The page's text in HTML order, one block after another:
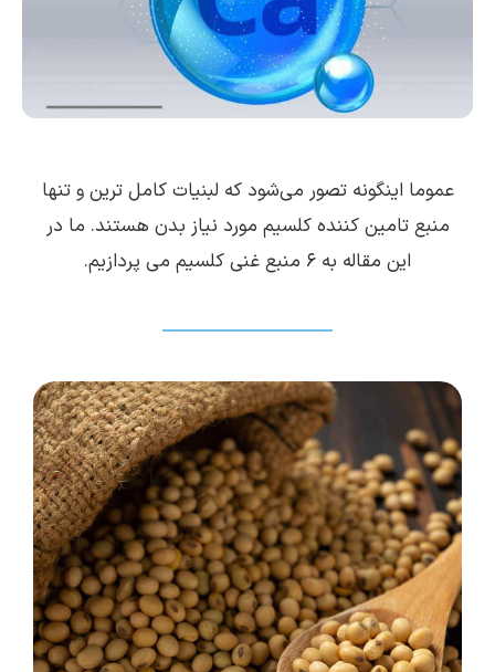
عموما اینگونه تصور می‌شود که لبنیات کامل ترین و تنها
منبع تامین کننده کلسیم مورد نیاز بدن هستند. ما در
این مقاله به ۶ منبع غنی کلسیم می پردازیم.